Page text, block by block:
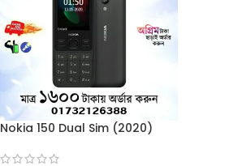
Nokia 150 Dual Sim (2020)